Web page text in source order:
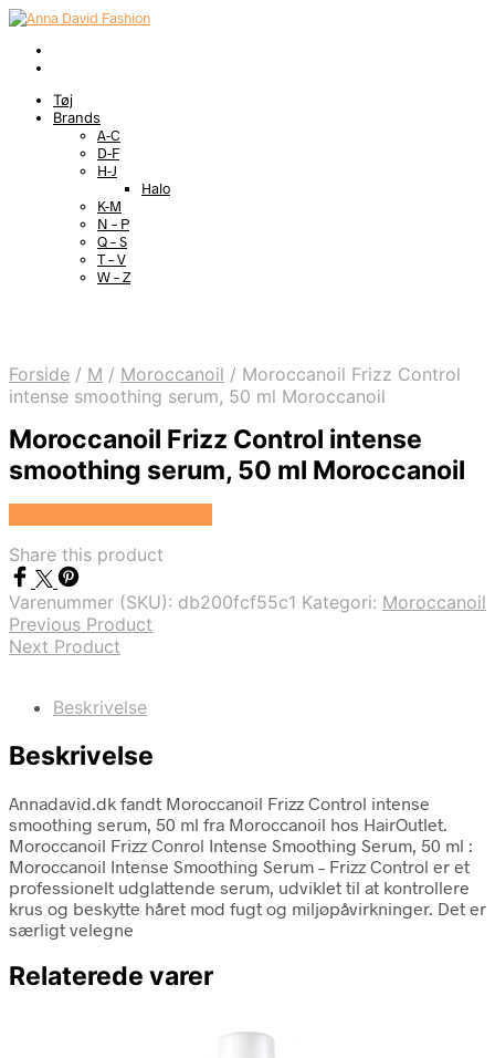
Tøj
Brands
A-C
D-F
H-J
Halo
K-M
N – P
Q – S
T – V
W – Z
Forside / M / Moroccanoil / Moroccanoil Frizz Control
intense smoothing serum, 50 ml Moroccanoil
Moroccanoil Frizz Control intense
smoothing serum, 50 ml Moroccanoil
Share this product
Varenummer (SKU): db200fcf55c1 Kategori: Moroccanoil
Previous Product
Next Product
Beskrivelse
Beskrivelse
Annadavid.dk fandt Moroccanoil Frizz Control intense
smoothing serum, 50 ml fra Moroccanoil hos HairOutlet.
Moroccanoil Frizz Conrol Intense Smoothing Serum, 50 ml :
Moroccanoil Intense Smoothing Serum – Frizz Control er et
professionelt udglattende serum, udviklet til at kontrollere
krus og beskytte håret mod fugt og miljøpåvirkninger. Det er
særligt velegne
Relaterede varer